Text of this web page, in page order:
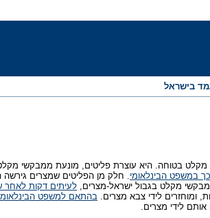
בישראל
בטוחה. היא עוצרת פליטים, מונעת ממבקשי
במשפט הבינלאומי. חלק מן הפליטים שמצרים גירשה
מבקשי מקלט בגבול ישראל-מצרים, לעיתים דקות לאחר
ומוחזרים לידי צבא מצרים. בהתאם למשפט
לידי מצרים.